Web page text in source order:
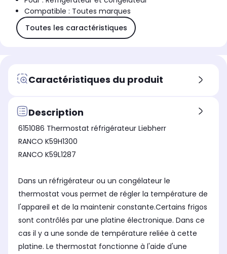
Compatible : Toutes marques
Toutes les caractéristiques
Caractéristiques du produit
Description
6151086 Thermostat réfrigérateur Liebherr
RANCO K59H1300
RANCO K59L1287
Dans un réfrigérateur ou un congélateur le
thermostat vous permet de régler la température de
l'appareil et de la maintenir constante.Certains frigos
sont contrôlés par une platine électronique. Dans ce
cas il y a une sonde de température reliée à cette
platine. Le thermostat fonctionne à l'aide d'une